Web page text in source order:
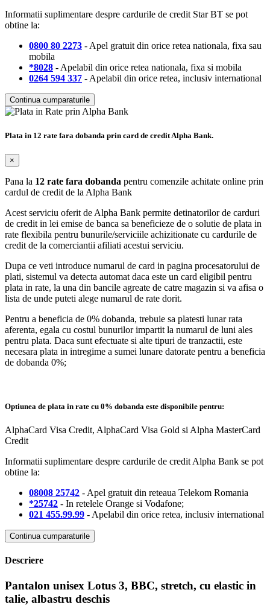
Informatii suplimentare despre cardurile de credit Star BT se pot
obtine la:
0800 80 2273 - Apel gratuit din orice retea nationala, fixa sau
mobila
*8028 - Apelabil din orice retea nationala, fixa si mobila
0264 594 337 - Apelabil din orice retea, inclusiv international
Continua cumparaturile
Plata in 12 rate fara dobanda prin card de credit Alpha Bank.
×
Pana la 12 rate fara dobanda pentru comenzile achitate online prin
cardul de credit de la Alpha Bank
Acest serviciu oferit de Alpha Bank permite detinatorilor de carduri
de credit in lei emise de banca sa beneficieze de o solutie de plata in
rate flexibila pentru bunurile/serviciile achizitionate cu cardurile de
credit de la comerciantii afiliati acestui serviciu.
Dupa ce veti introduce numarul de card in pagina procesatorului de
plati, sistemul va detecta automat daca este un card eligibil pentru
plata in rate, la una din bancile agreate de catre magazin si va afisa o
lista de unde puteti alege numarul de rate dorit.
Pentru a beneficia de 0% dobanda, trebuie sa platesti lunar rata
aferenta, egala cu costul bunurilor impartit la numarul de luni ales
pentru plata. Daca sunt efectuate si alte tipuri de tranzactii, este
necesara plata in intregime a sumei lunare datorate pentru a beneficia
de dobanda 0%;
Optiunea de plata in rate cu 0% dobanda este disponibile pentru:
AlphaCard Visa Credit, AlphaCard Visa Gold si Alpha MasterCard
Credit
Informatii suplimentare despre cardurile de credit Alpha Bank se pot
obtine la:
08008 25742 - Apel gratuit din reteaua Telekom Romania
*25742 - In retelele Orange si Vodafone;
021 455.99.99 - Apelabil din orice retea, inclusiv international
Continua cumparaturile
Descriere
Pantalon unisex Lotus 3, BBC, stretch, cu elastic in
talie, albastru deschis